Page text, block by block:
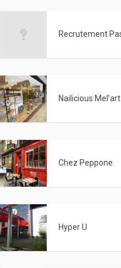
Nailicious Mel’art
Chez Peppone
Hyper U